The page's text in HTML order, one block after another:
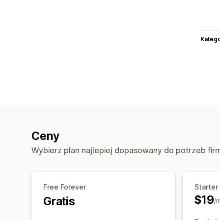
Ceny
Wybierz plan najlepiej dopasowany do potrzeb
Free Forever
Gratis
Starter
$19/